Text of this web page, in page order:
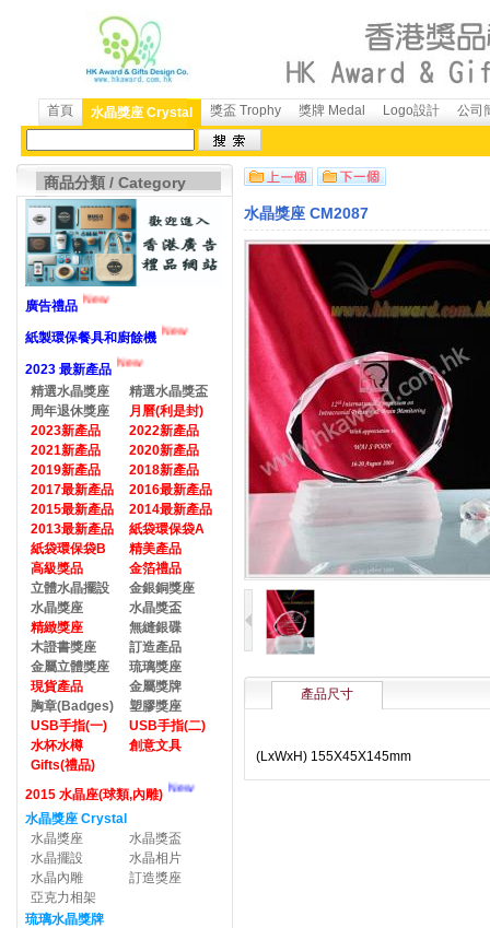
首頁 水晶獎座 Crystal 獎盃 Trophy 獎牌 Medal Logo設計 公司
商品分類 / Category
廣告禮品 New
紙製環保餐具和廚餘機 New
2023 最新產品
New
精選水晶獎座
精選水晶獎盃
周年退休獎座
月曆(利是封)
2023新產品
2022新產品
2021新產品
2020新產品
2019新產品
2018新產品
2017最新產品
2016最新產品
2015最新產品
2014最新產品
2013最新產品
紙袋環保袋A
紙袋環保袋B
精美產品
高級獎品
金箔禮品
立體水晶擺設
金銀銅獎座
水晶獎座
水晶獎盃
精緻獎座
無縫銀碟
木證書獎座
訂造產品
金屬立體獎座
琉璃獎座
現貨產品
金屬獎牌
胸章(Badges)
塑膠獎座
USB手指(一)
USB手指(二)
水杯水樽
創意文具
Gifts(禮品)
2015 水晶座(球類,內雕)
New
水晶獎座 Crystal
水晶獎座
水晶獎盃
水晶擺設
水晶相片
水晶內雕
訂造獎座
亞克力相架
琉璃水晶獎牌
水晶獎座 CM2087
產品尺寸
(LxWxH) 155X45X145mm